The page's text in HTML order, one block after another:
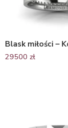
29500 zł